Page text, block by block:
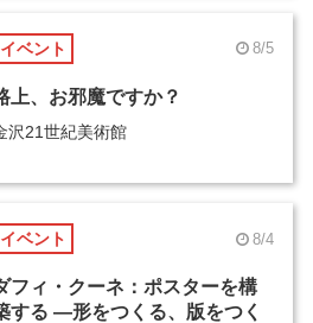
イベント 8/5
上、お邪魔ですか？
沢21世紀美術館
イベント 8/4
フィ・クーネ：ポスターを構
する ―形をつくる、版をつく